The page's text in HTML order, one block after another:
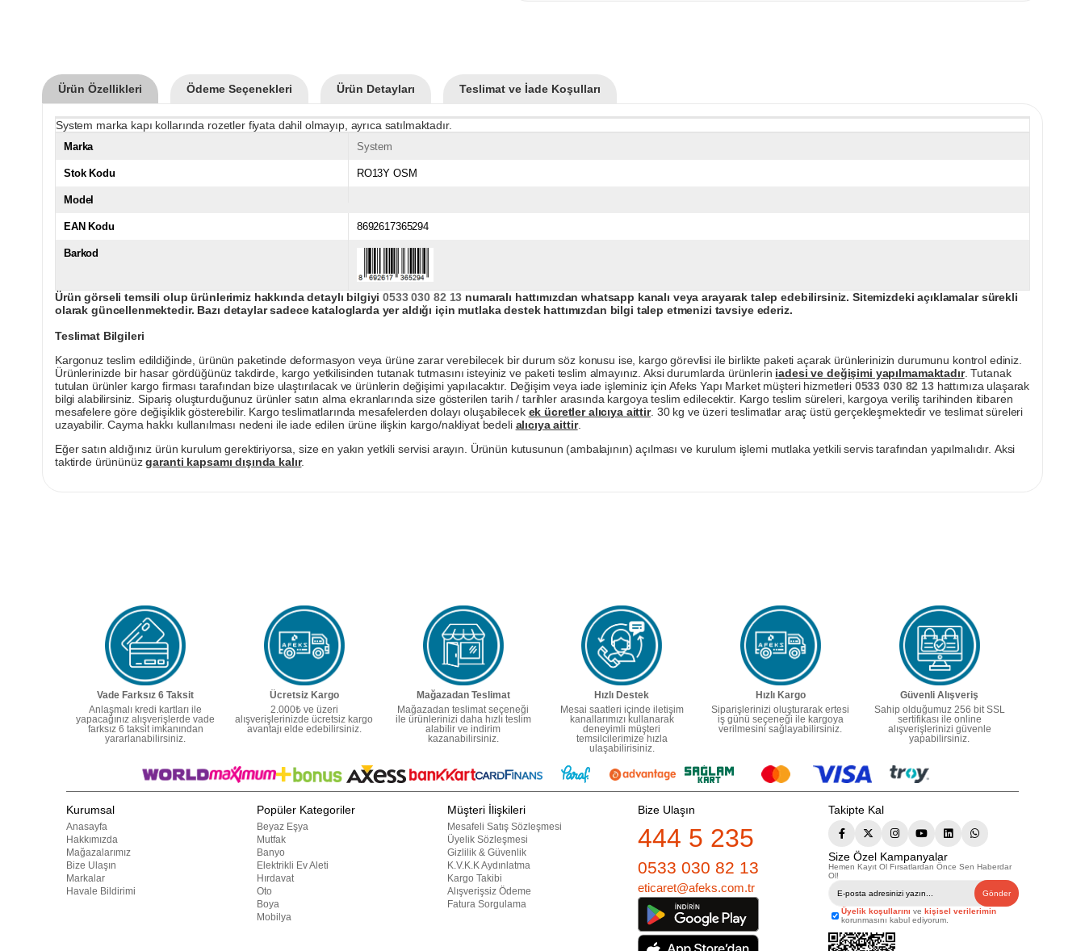
Ürün Özellikleri Ödeme Seçenekleri Ürün Detayları Teslimat ve İade Koşulları
System marka kapı kollarında rozetler fiyata dahil olmayıp, ayrıca satılmaktadır.
Marka System
Stok Kodu RO13Y OSM
Model
EAN Kodu 8692617365294
Barkod
Ürün görseli temsili olup ürünlerimiz hakkında detaylı bilgiyi0533 030 82 13 numaralı hattımızdan whatsapp kanalı veya arayarak talep edebilirsiniz. Sitemizdeki açıklamalar sürekli
olarak güncellenmektedir. Bazı detaylar sadece kataloglarda yer aldığı için mutlaka destek hattımızdan bilgi talep etmenizi tavsiye ederiz.
Teslimat Bilgileri
Kargonuz teslim edildiğinde, ürünün paketinde deformasyon veya ürüne zarar verebilecek bir durum söz konusu ise, kargo görevlisi ile birlikte paketi açarak ürünlerinizin durumunu kontrol ediniz.
Ürünlerinizde bir hasar gördüğünüz takdirde, kargo yetkilisinden tutanak tutmasını isteyiniz ve paketi teslim almayınız. Aksi durumlarda ürünlerin iadesi ve değişimi yapılmamaktadır. Tutanak
tutulan ürünler kargo firması tarafından bize ulaştırılacak ve ürünlerin değişimi yapılacaktır. Değişim veya iade işleminiz için Afeks Yapı Market müşteri hizmetleri 0533 030 82 13hattımıza ulaşarak
bilgi alabilirsiniz. Sipariş oluşturduğunuz ürünler satın alma ekranlarında size gösterilen tarih / tarihler arasında kargoya teslim edilecektir. Kargo teslim süreleri, kargoya veriliş tarihinden itibaren
mesafelere göre değişiklik gösterebilir. Kargo teslimatlarında mesafelerden dolayı oluşabilecek ek ücretler alıcıya aittir. 30 kg ve üzeri teslimatlar araç üstü gerçekleşmektedir ve teslimat süreleri
uzayabilir. Cayma hakkı kullanılması nedeni ile iade edilen ürüne ilişkin kargo/nakliyat bedeli alıcıya aittir.
Eğer satın aldığınız ürün kurulum gerektiriyorsa, size en yakın yetkili servisi arayın. Ürünün kutusunun (ambalajının) açılması ve kurulum işlemi mutlaka yetkili servis tarafından yapılmalıdır. Aksi
taktirde ürününüzgaranti kapsamı dışında kalır.
Vade Farksız 6 Taksit
Anlaşmalı kredi kartları ile
yapacağınız alışverişlerde vade
farksız 6 taksit imkanından
yararlanabilirsiniz.
Ücretsiz Kargo
2.000₺ ve üzeri
alışverişlerinizde ücretsiz kargo
avantajı elde edebilirsiniz.
Mağazadan Teslimat
Mağazadan teslimat seçeneği
ile ürünlerinizi daha hızlı teslim
alabilir ve indirim
kazanabilirsiniz.
Hızlı Destek
Mesai saatleri içinde iletişim
kanallarımızı kullanarak
deneyimli müşteri
temsilcilerimize hızla
ulaşabilirisiniz.
Hızlı Kargo
Siparişlerinizi oluşturarak ertesi
iş günü seçeneği ile kargoya
verilmesini sağlayabilirsiniz.
Güvenli Alışveriş
Sahip olduğumuz 256 bit SSL
sertifikası ile online
alışverişlerinizi güvenle
yapabilirsiniz.
Kurumsal
Anasayfa
Hakkımızda
Mağazalarımız
Bize Ulaşın
Markalar
Havale Bildirimi
Popüler Kategoriler
Beyaz Eşya
Mutfak
Banyo
Elektrikli Ev Aleti
Hırdavat
Oto
Boya
Mobilya
Müşteri İlişkileri
Mesafeli Satış Sözleşmesi
Üyelik Sözleşmesi
Gizlilik & Güvenlik
K.V.K.K Aydınlatma
Kargo Takibi
Alışverişsiz Ödeme
Fatura Sorgulama
Bize Ulaşın
444 5 235
0533 030 82 13
eticaret@afeks.com.tr
Takipte Kal
Size Özel Kampanyalar
Hemen Kayıt Ol Fırsatlardan Önce Sen Haberdar
Ol!
Gönder
Üyelik koşullarını ve kişisel verilerimin
korunmasını kabul ediyorum.